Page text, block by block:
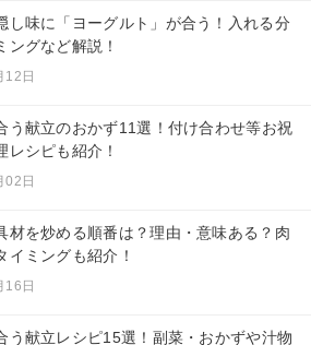
し味に「ヨーグルト」が合う！入れる分
ングなど解説！
12日
う献立のおかず11選！付け合わせ等お祝
レシピも紹介！
02日
材を炒める順番は？理由・意味ある？肉
イミングも紹介！
16日
う献立レシピ15選！副菜・おかずや汁物